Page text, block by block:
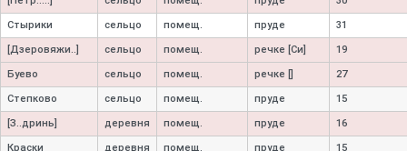
Стырики сельцо помещ. пруде 31
[Дзеровяжи..] сельцо помещ. речке [Си] 19
Буево сельцо помещ. речке [] 27
Степково сельцо помещ. пруде 15
[З..дринь] деревня помещ. пруде 16
Краски деревня помещ. пруде 15